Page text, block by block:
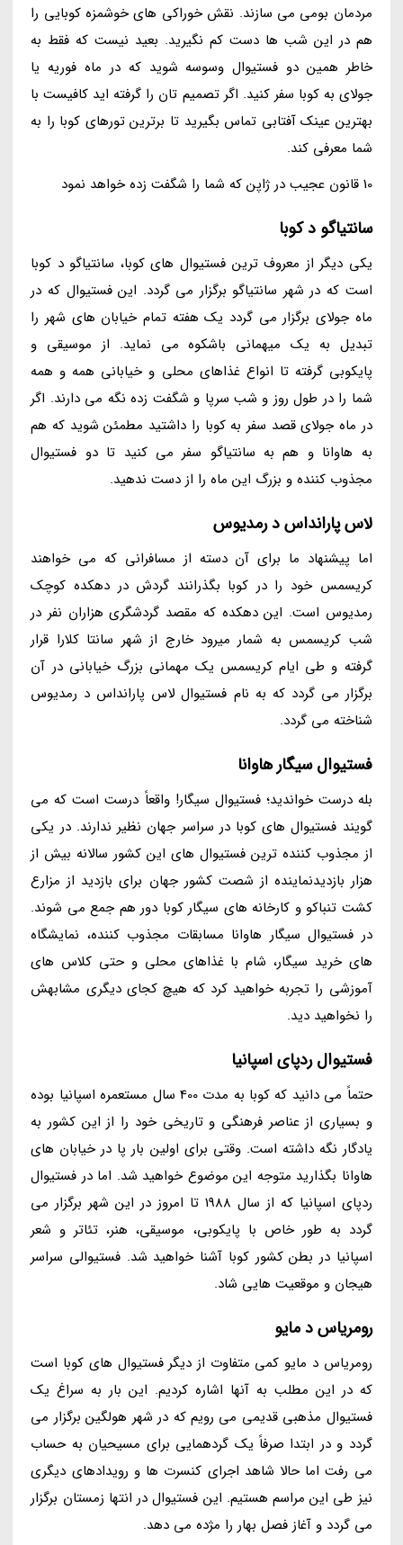
مردمان بومی می سازند. نقش خوراکی های خوشمزه کوبایی را
هم در این شب ها دست کم نگیرید. بعید نیست که فقط به
خاطر همین دو فستیوال وسوسه شوید که در ماه فوریه یا
جولای به کوبا سفر کنید. اگر تصمیم تان را گرفته اید کافیست با
بهترین عینک آفتابی تماس بگیرید تا برترین تورهای کوبا را به
شما معرفی کند.
10 قانون عجیب در ژاپن که شما را شگفت زده خواهد نمود
سانتیاگو د کوبا
یکی دیگر از معروف ترین فستیوال های کوبا، سانتیاگو د کوبا
است که در شهر سانتیاگو برگزار می گردد. این فستیوال که در
ماه جولای برگزار می گردد یک هفته تمام خیابان های شهر را
تبدیل به یک میهمانی باشکوه می نماید. از موسیقی و
پایکوبی گرفته تا انواع غذاهای محلی و خیابانی همه و همه
شما را در طول روز و شب سرپا و شگفت زده نگه می دارند. اگر
در ماه جولای قصد سفر به کوبا را داشتید مطمئن شوید که هم
به هاوانا و هم به سانتیاگو سفر می کنید تا دو فستیوال
مجذوب کننده و بزرگ این ماه را از دست ندهید.
لاس پارانداس د رمدیوس
اما پیشنهاد ما برای آن دسته از مسافرانی که می خواهند
کریسمس خود را در کوبا بگذرانند گردش در دهکده کوچک
رمدیوس است. این دهکده که مقصد گردشگری هزاران نفر در
شب کریسمس به شمار میرود خارج از شهر سانتا کلارا قرار
گرفته و طی ایام کریسمس یک مهمانی بزرگ خیابانی در آن
برگزار می گردد که به نام فستیوال لاس پارانداس د رمدیوس
شناخته می گردد.
فستیوال سیگار هاوانا
بله درست خواندید؛ فستیوال سیگار! واقعاً درست است که می
گویند فستیوال های کوبا در سراسر جهان نظیر ندارند. در یکی
از مجذوب کننده ترین فستیوال های این کشور سالانه بیش از
هزار بازدیدنماینده از شصت کشور جهان برای بازدید از مزارع
کشت تنباکو و کارخانه های سیگار کوبا دور هم جمع می شوند.
در فستیوال سیگار هاوانا مسابقات مجذوب کننده، نمایشگاه
های خرید سیگار، شام با غذاهای محلی و حتی کلاس های
آموزشی را تجربه خواهید کرد که هیچ کجای دیگری مشابهش
را نخواهید دید.
فستیوال ردپای اسپانیا
حتماً می دانید که کوبا به مدت 400 سال مستعمره اسپانیا بوده
و بسیاری از عناصر فرهنگی و تاریخی خود را از این کشور به
یادگار نگه داشته است. وقتی برای اولین بار پا در خیابان های
هاوانا بگذارید متوجه این موضوع خواهید شد. اما در فستیوال
ردپای اسپانیا که از سال 1988 تا امروز در این شهر برگزار می
گردد به طور خاص با پایکوبی، موسیقی، هنر، تئاتر و شعر
اسپانیا در بطن کشور کوبا آشنا خواهید شد. فستیوالی سراسر
هیجان و موقعیت هایی شاد.
رومریاس د مایو
رومریاس د مایو کمی متفاوت از دیگر فستیوال های کوبا است
که در این مطلب به آنها اشاره کردیم. این بار به سراغ یک
فستیوال مذهبی قدیمی می رویم که در شهر هولگین برگزار می
گردد و در ابتدا صرفاً یک گردهمایی برای مسیحیان به حساب
می رفت اما حالا شاهد اجرای کنسرت ها و رویدادهای دیگری
نیز طی این مراسم هستیم. این فستیوال در انتها زمستان برگزار
می گردد و آغاز فصل بهار را مژده می دهد.